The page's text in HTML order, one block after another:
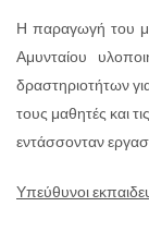
Η παραγωγή του
Αμυνταίου
δραστηριοτήτων
τους μαθητές και
εντάσσονταν
Υπεύθυνοι